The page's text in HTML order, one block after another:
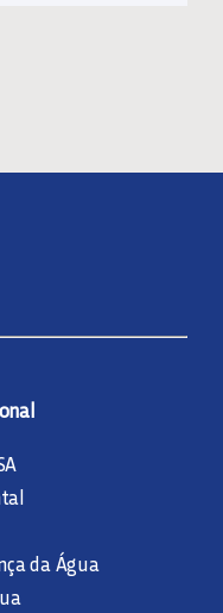
da Água